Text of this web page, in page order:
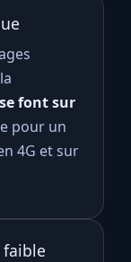
font sur
pour un
4G et sur
faible